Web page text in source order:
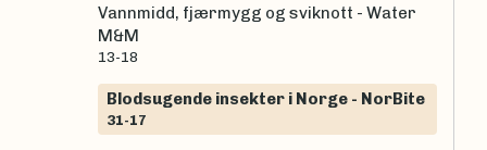
Vannmidd, fjærmygg og sviknott - Water
M&M
13-18
Blodsugende insekter i Norge - NorBite
31-17